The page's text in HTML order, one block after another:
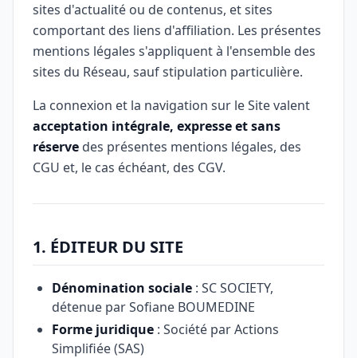
sites d'actualité ou de contenus, et sites
comportant des liens d'affiliation. Les présentes
mentions légales s'appliquent à l'ensemble des
sites du Réseau, sauf stipulation particulière.
La connexion et la navigation sur le Site valent
acceptation intégrale, expresse et sans
réserve des présentes mentions légales, des
CGU et, le cas échéant, des CGV.
1. ÉDITEUR DU SITE
Dénomination sociale : SC SOCIETY,
détenue par Sofiane BOUMEDINE
Forme juridique : Société par Actions
Simplifiée (SAS)